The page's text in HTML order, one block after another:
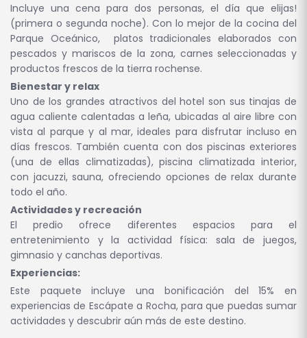
Incluye una cena para dos personas, el día que elijas!
(primera o segunda noche). Con lo mejor de la cocina del
Parque Oceánico, platos tradicionales elaborados con
pescados y mariscos de la zona, carnes seleccionadas y
productos frescos de la tierra rochense.
Bienestar y relax
Uno de los grandes atractivos del hotel son sus tinajas de
agua caliente calentadas a leña, ubicadas al aire libre con
vista al parque y al mar, ideales para disfrutar incluso en
días frescos. También cuenta con dos piscinas exteriores
(una de ellas climatizadas), piscina climatizada interior,
con jacuzzi, sauna, ofreciendo opciones de relax durante
todo el año.
Actividades y recreación
El predio ofrece diferentes espacios para el
entretenimiento y la actividad física: sala de juegos,
gimnasio y canchas deportivas.
Experiencias:
Este paquete incluye una bonificación del 15% en
experiencias de Escápate a Rocha, para que puedas sumar
actividades y descubrir aún más de este destino.